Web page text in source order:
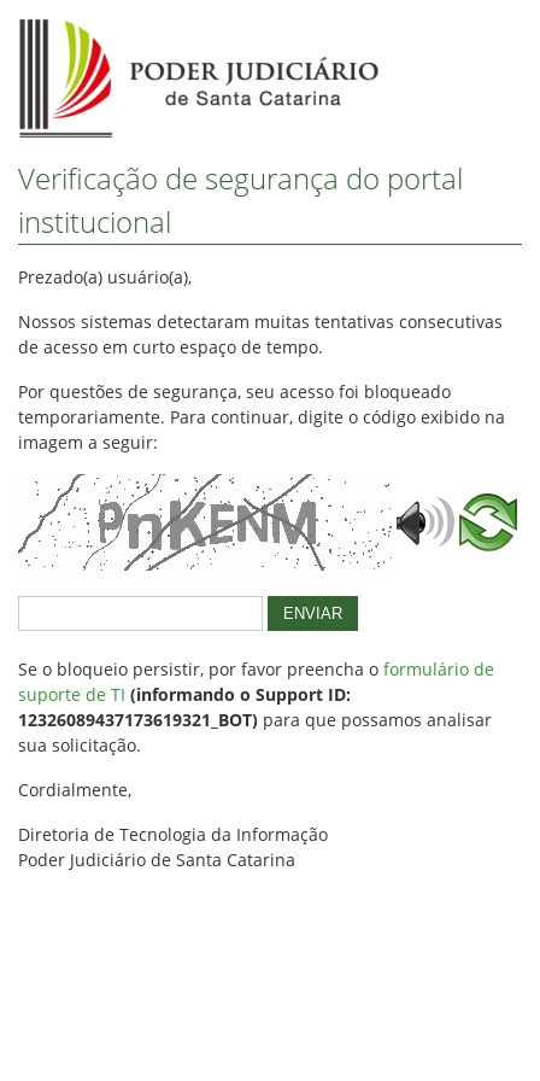
Verificação de segurança do portal
institucional
Prezado(a) usuário(a),
Nossos sistemas detectaram muitas tentativas consecutivas
de acesso em curto espaço de tempo.
Por questões de segurança, seu acesso foi bloqueado
temporariamente. Para continuar, digite o código exibido na
imagem a seguir:
ENVIAR
Se o bloqueio persistir, por favor preencha o formulário de
suporte de TI (informando o Support ID:
12326089437173619321_BOT) para que possamos analisar
sua solicitação.
Cordialmente,
Diretoria de Tecnologia da Informação
Poder Judiciário de Santa Catarina